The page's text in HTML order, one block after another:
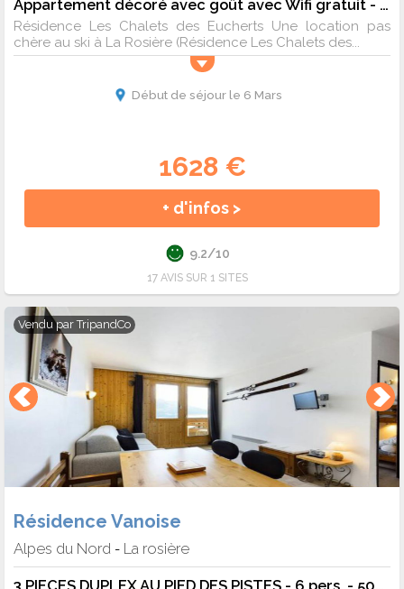
Appartement décoré avec goût avec Wifi gratuit - 6 pers. - 44m2 - TV
Résidence Les Chalets des Eucherts Une location pas
chère au ski à La Rosière (Résidence Les Chalets des...
Début de séjour le 6 Mars
1628 €
+ d'infos >
9.2/10
17 AVIS SUR 1 SITES
Vendu parTripandCo
Résidence Vanoise
Alpes du Nord - La rosière
3 PIECES DUPLEX AU PIED DES PISTES - 6 pers. - 50m2 - TV